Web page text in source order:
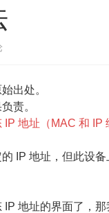
出处。
责。
地址（MAC 和 IP
IP 地址，但此设
地址的界面了，